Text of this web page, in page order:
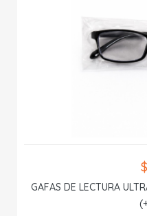
GAFAS DE LECTURA